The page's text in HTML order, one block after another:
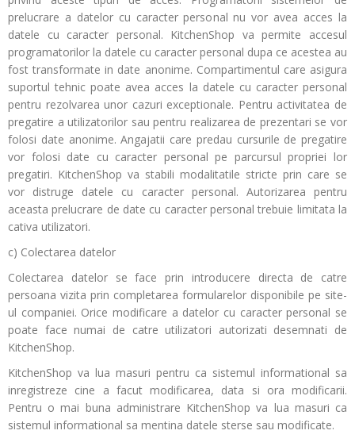
prelucrare a datelor cu caracter personal nu vor avea acces la
datele cu caracter personal. KitchenShop va permite accesul
programatorilor la datele cu caracter personal dupa ce acestea au
fost transformate in date anonime. Compartimentul care asigura
suportul tehnic poate avea acces la datele cu caracter personal
pentru rezolvarea unor cazuri exceptionale. Pentru activitatea de
pregatire a utilizatorilor sau pentru realizarea de prezentari se vor
folosi date anonime. Angajatii care predau cursurile de pregatire
vor folosi date cu caracter personal pe parcursul propriei lor
pregatiri. KitchenShop va stabili modalitatile stricte prin care se
vor distruge datele cu caracter personal. Autorizarea pentru
aceasta prelucrare de date cu caracter personal trebuie limitata la
cativa utilizatori.
c) Colectarea datelor
Colectarea datelor se face prin introducere directa de catre
persoana vizita prin completarea formularelor disponibile pe site-
ul companiei. Orice modificare a datelor cu caracter personal se
poate face numai de catre utilizatori autorizati desemnati de
KitchenShop.
KitchenShop va lua masuri pentru ca sistemul informational sa
inregistreze cine a facut modificarea, data si ora modificarii.
Pentru o mai buna administrare KitchenShop va lua masuri ca
sistemul informational sa mentina datele sterse sau modificate.